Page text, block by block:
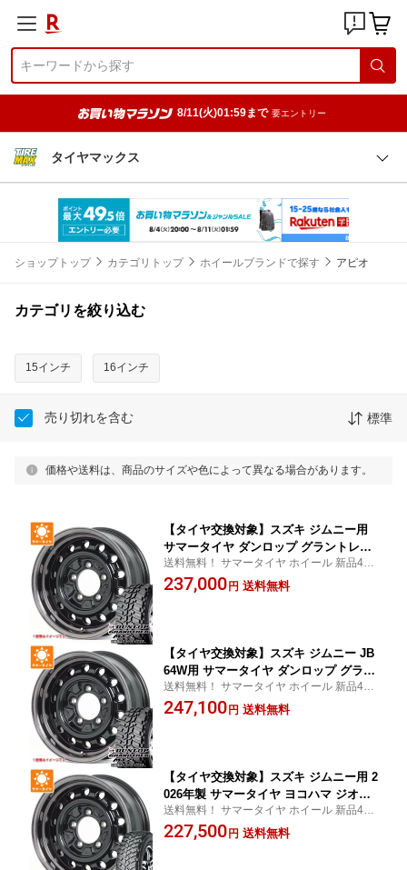
8/11(火)01:59まで 要エントリー
タイヤマックス
ショップトップ カテゴリトップ ホイールブランドで探す アピオ
カテゴリを絞り込む
15インチ 16インチ
売り切れを含む 標準
価格や送料は、商品のサイズや色によって異なる場合があります。
【タイヤ交換対象】スズキ ジムニー用
サマータイヤ ダンロップ グラントレッ
ク MT2 195R16C 104Q ブラックレター
NARROW アピオ ワイルドボア D 5.5-16
送料無料！ サマータイヤ ホイール 新品4本
セット 195/16 195-16
237,000 円 送料無料
【タイヤ交換対象】スズキ ジムニー JB
64W用 サマータイヤ ダンロップ グラン
トレック MT2 LT225/75R16 103/100Q
アウトラインホワイトレター WIDE ア
送料無料！ サマータイヤ ホイール 新品4本
セット 225/75/16 225-75-16
247,100 円 送料無料
【タイヤ交換対象】スズキ ジムニー用 2
026年製 サマータイヤ ヨコハマ ジオラ
ンダー M/T+ G001J 195R16C 104/102Q
アピオ ワイルドボア D 5.5-16 タイヤホ
送料無料！ サマータイヤ ホイール 新品4本
セット 195/16 195-16
227,500 円 送料無料